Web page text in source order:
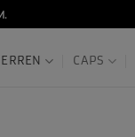
CAPS